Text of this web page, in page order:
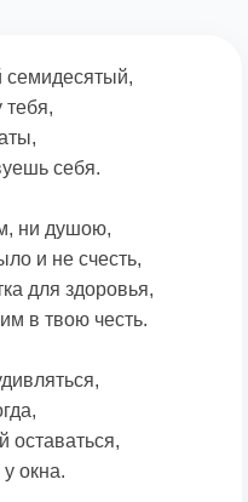
семидесятый,
тебя,
себя.
ни душою,
и не счесть,
для здоровья,
в твою честь.
оставаться,
окна.